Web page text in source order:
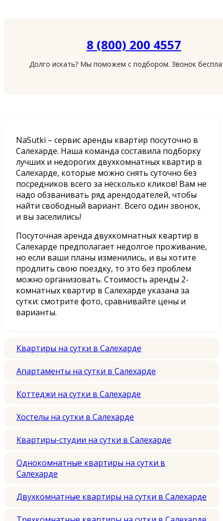
8 (800) 200 4557
Долго искать? Мы поможем с подбором. Звонок
NaSutki – сервис аренды квартир посуточно в
Салехарде. Наша команда составила подборку
лучших и недорогих двухкомнатных квартир в
Салехарде, которые можно снять суточно без
посредников всего за несколько кликов! Вам не
надо обзванивать ряд арендодателей, чтобы
найти свободный вариант. Всего один звонок,
и вы заселились!
Посуточная аренда двухкомнатных квартир в
Салехарде предполагает недолгое проживание,
но если ваши планы изменились, и вы хотите
продлить свою поездку, то это без проблем
можно организовать. Стоимость аренды 2-
комнатных квартир в Салехарде указана за
сутки: смотрите фото, сравнивайте цены и
варианты.
Квартиры на сутки в Салехарде
Апартаменты на сутки в Салехарде
Коттеджи на сутки в Салехарде
Хостелы на сутки в Салехарде
Квартиры-студии на сутки в Салехарде
Однокомнатные квартиры на сутки в
Салехарде
Двухкомнатные квартиры на сутки в Салехарде